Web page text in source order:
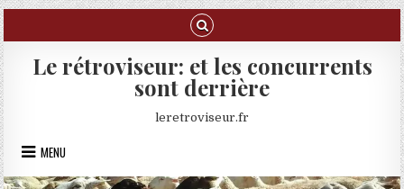
Skip to content
Le rétroviseur: et les concurrents
sont derrière
leretroviseur.fr
MENU